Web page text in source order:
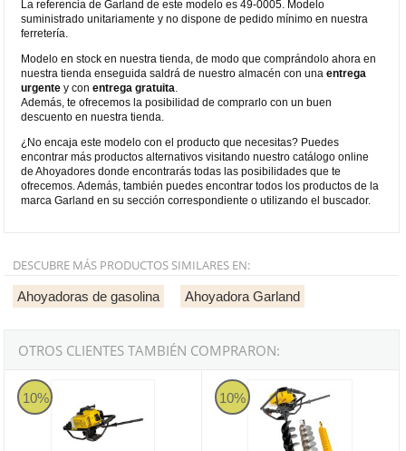
La referencia de Garland de este modelo es 49-0005. Modelo
suministrado unitariamente y no dispone de pedido mínimo en nuestra
ferretería.
Modelo en stock en nuestra tienda, de modo que comprándolo ahora en
nuestra tienda enseguida saldrá de nuestro almacén con unaentrega
urgente y conentrega gratuita
Además, te ofrecemos la posibilidad de comprarlo con un buen
descuento en nuestra tienda.
¿No encaja este modelo con el producto que necesitas? Puedes
encontrar más productos alternativos visitando nuestro catálogo online
de Ahoyadores donde encontrarás todas las posibilidades que te
ofrecemos. Además, también puedes encontrar todos los productos de la
marca Garland en su sección correspondiente o utilizando el buscador.
DESCUBRE MÁS PRODUCTOS SIMILARES EN:
Ahoyadoras de gasolina Ahoyadora Garland
OTROS CLIENTES TAMBIÉN COMPRARON:
10%
Garland AUGER 12SBG-V22
10%
Garland AUGER 1232GB-V24